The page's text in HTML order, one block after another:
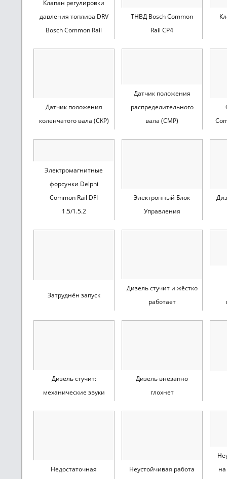
Клапан регулировки
давления топлива DRV
Bosch Common Rail
ТНВД Bosch Common
Rail CP4
Датчик положения
коленчатого вала (CKP)
Датчик положения
распределительного
вала (CMP)
Электромагнитные
форсунки Delphi
Common Rail DFI
1.5/1.5.2
Электронный Блок
Управления
Затруднён запуск
Дизель стучит и жёстко
работает
Дизель стучит:
механические звуки
Дизель внезапно
глохнет
Недостаточная
Неустойчивая работа